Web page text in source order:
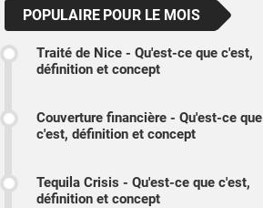
POPULAIRE POUR LE MOIS
Traité de Nice - Qu'est-ce que c'est,
définition et concept
Couverture financière - Qu'est-ce que
c'est, définition et concept
Tequila Crisis - Qu'est-ce que c'est,
définition et concept